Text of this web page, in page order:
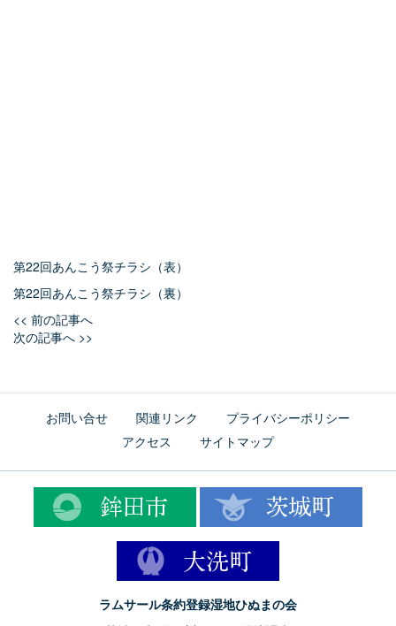
第22回あんこう祭チラシ（表）
第22回あんこう祭チラシ（裏）
<< 前の記事へ
次の記事へ >>
お問い合せ 関連リンク
プライバシーポリシー
アクセス
サイトマップ
ラムサール条約登録湿地ひぬまの会